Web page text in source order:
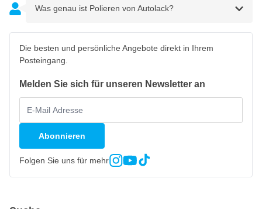
Was genau ist Polieren von Autolack?
Die besten und persönliche Angebote direkt in Ihrem
Posteingang.
Melden Sie sich für unseren Newsletter an
Abonnieren
Folgen Sie uns für mehr